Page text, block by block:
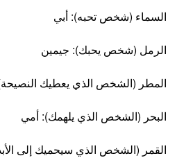
السماء (شخص تحبه): أبي
الرمل (شخص يحبك): جيمين
المطر (الشخص الذي يعطيك
البحر (الشخص الذي يلهمك): أمي
القمر (الشخص الذي سيحميك إلى